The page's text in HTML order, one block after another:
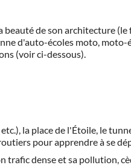
beauté de son architecture (le
d'auto-écoles moto, moto-
(voir ci-dessous).
la place de l'Étoile, le
pour apprendre à se
dense et sa pollution,